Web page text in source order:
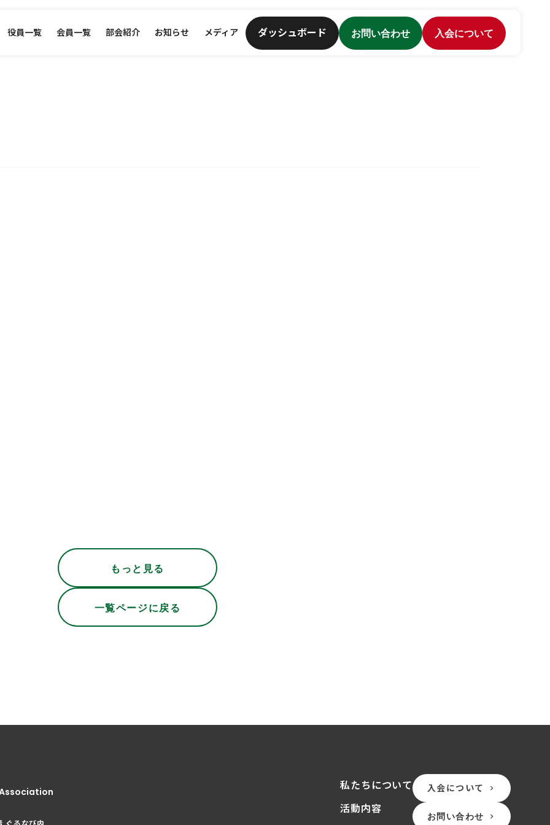
役員一覧 会員一覧 部会紹介 お知らせ メディア ダッシュボード お問い合わせ 入会について
もっと見る
一覧ページに戻る
私たちについて
活動内容
入会について keyboard_arrow_right
お問い合わせ keyboard_arrow_right